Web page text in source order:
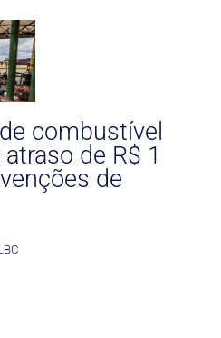
combustível
de R$ 1
de